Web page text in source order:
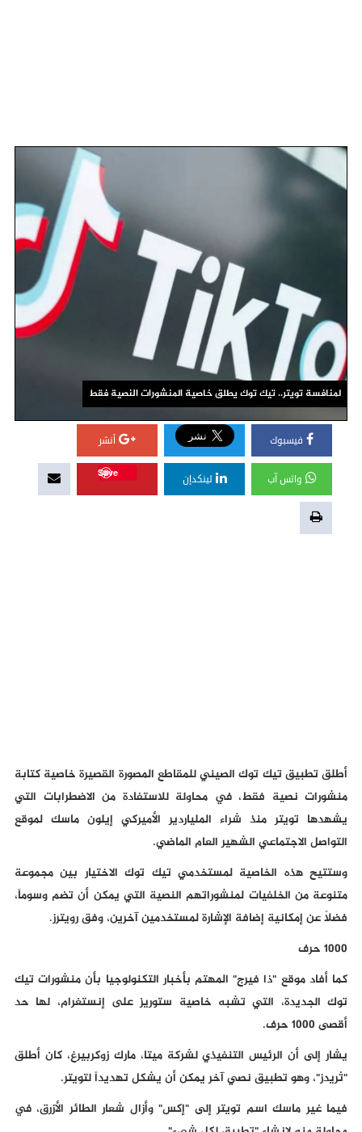
لمنافسة تويتر.. تيك توك يطلق خاصية المنشورات النصية فقط
فيسبوك أنشر
واتس آب لينكدإن
Save
أطلق تطبيق تيك توك الصيني للمقاطع المصورة القصيرة خاصية كتابة
منشورات نصية فقط، في محاولة للاستفادة من الاضطرابات التي
يشهدها تويتر منذ شراء الملياردير الأميركي إيلون ماسك لموقع
التواصل الاجتماعي الشهير العام الماضي.
وستتيح هذه الخاصية لمستخدمي تيك توك الاختيار بين مجموعة
متنوعة من الخلفيات لمنشوراتهم النصية التي يمكن أن تضم وسوماً،
فضلاً عن إمكانية إضافة الإشارة لمستخدمين آخرين، وفق رويترز.
1000 حرف
كما أفاد موقع "ذا فيرج" المهتم بأخبار التكنولوجيا بأن منشورات تيك
توك الجديدة، التي تشبه خاصية ستوريز على إنستغرام، لها حد
أقصى 1000 حرف.
يشار إلى أن الرئيس التنفيذي لشركة ميتا، مارك زوكربيرغ، كان أطلق
"ثريدز"، وهو تطبيق نصي آخر يمكن أن يشكل تهديداً لتويتر.
فيما غير ماسك اسم تويتر إلى "إكس" وأزال شعار الطائر الأزرق، في